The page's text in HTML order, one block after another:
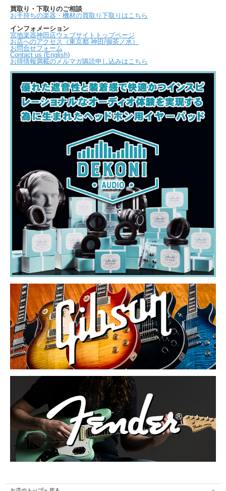
買取り・下取りのご相談
お手持ちの楽器・機材の買取り下取りはこちら
インフォメーション
宮地楽器神田店ウェブサイトトップページ
お店へのアクセス（東京都 神田/御茶ノ水）
お問合せフォーム
Contact us (English)
お得情報満載のメルマガ購読申し込みはこちら